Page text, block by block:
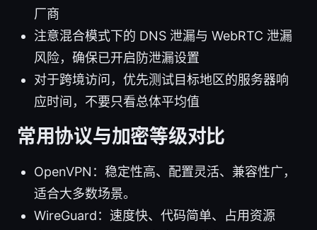
厂商
注意混合模式下的 DNS 泄漏与 WebRTC 泄漏
风险，确保已开启防泄漏设置
对于跨境访问，优先测试目标地区的服务器响
应时间，不要只看总体平均值
常用协议与加密等级对比
OpenVPN：稳定性高、配置灵活、兼容性广，
适合大多数场景。
WireGuard：速度快、代码简单、占用资源